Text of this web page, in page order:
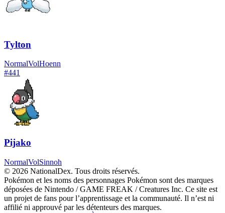
Tylton
NormalVolHoenn
#441
Pijako
NormalVolSinnoh
© 2026 NationalDex. Tous droits réservés.
Pokémon et les noms des personnages Pokémon sont des marques
déposées de Nintendo / GAME FREAK / Creatures Inc. Ce site est
un projet de fans pour l’apprentissage et la communauté. Il n’est ni
affilié ni approuvé par les détenteurs des marques.